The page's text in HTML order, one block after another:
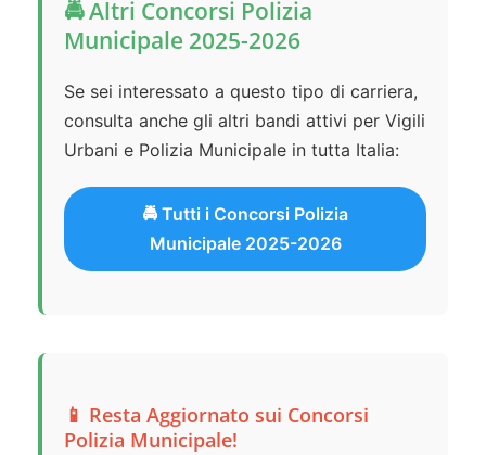
🚔 Altri Concorsi Polizia
Municipale 2025-2026
Se sei interessato a questo tipo di carriera,
consulta anche gli altri bandi attivi per Vigili
Urbani e Polizia Municipale in tutta Italia:
🚔 Tutti i Concorsi Polizia
Municipale 2025-2026
📱 Resta Aggiornato sui Concorsi
Polizia Municipale!